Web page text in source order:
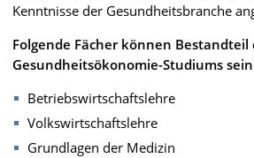
Kenntnisse der Gesundheitsbranche
Folgende Fächer können Bestandteil
Gesundheitsökonomie-Studiums
Betriebswirtschaftslehre
Volkswirtschaftslehre
Grundlagen der Medizin